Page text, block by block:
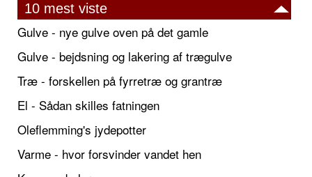
10 mest viste
Gulve - nye gulve oven på det gamle
Gulve - bejdsning og lakering af trægulve
Træ - forskellen på fyrretræ og grantræ
El - Sådan skilles fatningen
Oleflemming's jydepotter
Varme - hvor forsvinder vandet hen